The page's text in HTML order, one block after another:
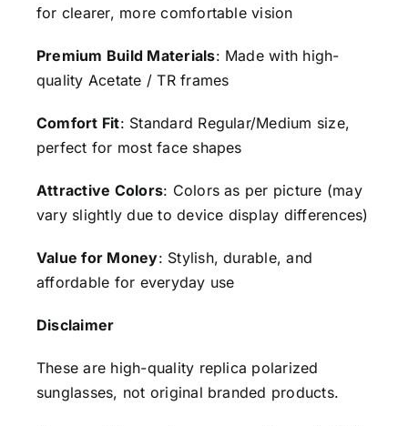
for clearer, more comfortable vision
Premium Build Materials: Made with high-
quality Acetate / TR frames
Comfort Fit: Standard Regular/Medium size,
perfect for most face shapes
Attractive Colors: Colors as per picture (may
vary slightly due to device display differences)
Value for Money: Stylish, durable, and
affordable for everyday use
Disclaimer
These are high-quality replica polarized
sunglasses, not original branded products.